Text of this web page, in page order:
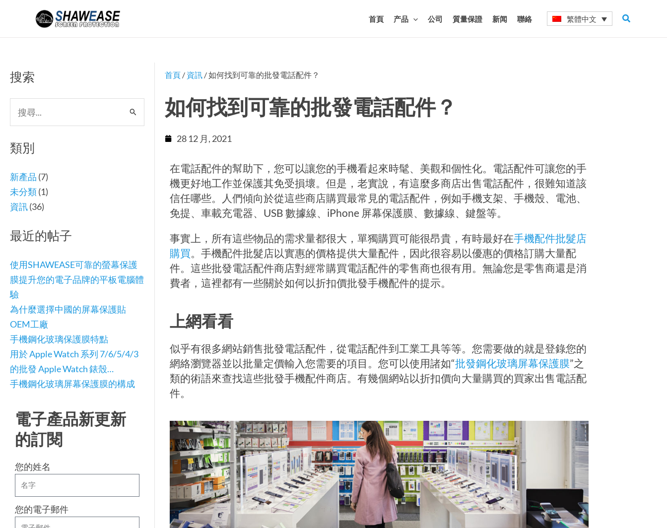
主
首頁 产品 公司 質量保證 新闻 聯絡 繁體中文
搜
搜索
搜
尋
關
鍵
字:
類別
新產品 (7)
未分類(1)
資訊(36)
最近的帖子
使用SHAWEASE可靠的螢幕保護
膜提升您的電子品牌的平板電腦體
驗
為什麼選擇中國的屏幕保護貼
OEM工廠
手機鋼化玻璃保護膜特點
用於 Apple Watch 系列 7/6/5/4/3
的批發 Apple Watch 錶殼…
手機鋼化玻璃屏幕保護膜的構成
電子產品新更新
的訂閱
您的姓名
您的電子郵件
首頁 / 資訊 / 如何找到可靠的批發電話配件？
如何找到可靠的批發電話配件？
28 12 月, 2021
在電話配件的幫助下，您可以讓您的手機看起來時髦、美觀和個性化。電話配件可讓您的手
機更好地工作並保護其免受損壞。但是，老實說，有這麼多商店出售電話配件，很難知道該
信任哪些。人們傾向於從這些商店購買最常見的電話配件，例如手機支架、手機殼、電池、
免提、車載充電器、USB 數據線、iPhone 屏幕保護膜、數據線、鍵盤等。
事實上，所有這些物品的需求量都很大，單獨購買可能很昂貴，有時最好在手機配件批髮店
購買 。手機配件批髮店以實惠的價格提供大量配件，因此很容易以優惠的價格訂購大量配
件。這些批發電話配件商店對經常購買電話配件的零售商也很有用。無論您是零售商還是消
費者，這裡都有一些關於如何以折扣價批發手機配件的提示。
上網看看
似乎有很多網站銷售批發電話配件，從電話配件到工業工具等等。您需要做的就是登錄您的
網絡瀏覽器並以批量定價輸入您需要的項目。您可以使用諸如“批發鋼化玻璃屏幕保護膜”之
類的術語來查找這些批發手機配件商店。有幾個網站以折扣價向大量購買的買家出售電話配
件。